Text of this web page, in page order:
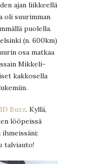
ajan liikkeellä
oli suurimman
puolella.
(n. 600km)
osa matkaa
Mikkeli-
kakkosella
Buzz. Kyllä,
lööpeissä
talviauto!